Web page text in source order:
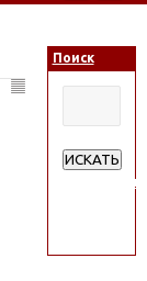
Поиск
ИСКАТЬ